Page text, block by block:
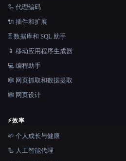
🦾 代理编码
🔌 插件和扩展
🗄️ 数据库和 SQL 助手
📱 移动应用程序生成器
💻 编程助手
🕸️ 网页抓取和数据提取
🕸 网页设计
⚡效率
🌱 个人成长与健康
🦾 人工智能代理